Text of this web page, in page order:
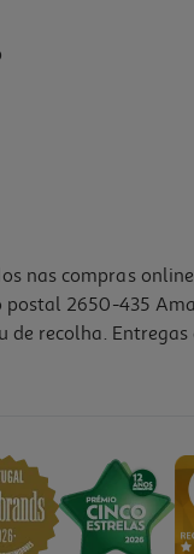
nas compras
2650-435
recolha.